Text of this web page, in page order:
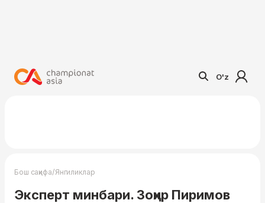
O'z
Бош саҳифа/Янгиликлар
Эксперт минбари. Зоҳир Пиримов